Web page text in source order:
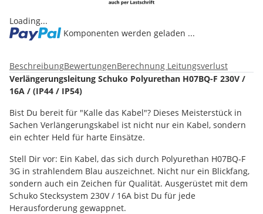
Loading...
Komponenten werden geladen ...
BeschreibungBewertungenBerechnung Leitungsverlust
Verlängerungsleitung Schuko Polyurethan H07BQ-F 230V /
16A / (IP44 / IP54)
Bist Du bereit für "Kalle das Kabel"? Dieses Meisterstück in
Sachen Verlängerungskabel ist nicht nur ein Kabel, sondern
ein echter Held für harte Einsätze.
Stell Dir vor: Ein Kabel, das sich durch Polyurethan H07BQ-F
3G in strahlendem Blau auszeichnet. Nicht nur ein Blickfang,
sondern auch ein Zeichen für Qualität. Ausgerüstet mit dem
Schuko Stecksystem 230V / 16A bist Du für jede
Herausforderung gewappnet.